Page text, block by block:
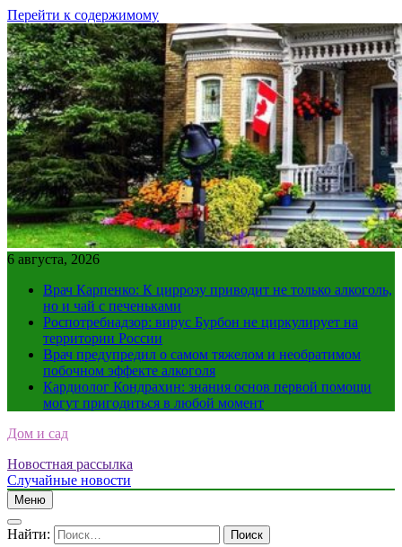
Перейти к содержимому
6 августа, 2026
Врач Карпенко: К циррозу приводит не только алкоголь,
но и чай с печеньками
Роспотребнадзор: вирус Бурбон не циркулирует на
территории России
Врач предупредил о самом тяжелом и необратимом
побочном эффекте алкоголя
Кардиолог Кондрахин: знания основ первой помощи
могут пригодиться в любой момент
Дом и сад
Новостная рассылка
Случайные новости
Меню
Найти: